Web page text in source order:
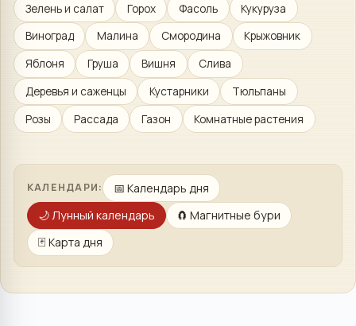
Зелень и салат
Горох Фасоль
Кукуруза
Виноград
Малина Смородина
Крыжовник
Яблоня
Груша Вишня
Слива
Деревья и саженцы
Кустарники
Тюльпаны
Розы
Рассада Газон Комнатные растения
КАЛЕНДАРИ: 📅 Календарь дня
🌙Лунный календарь 🧲 Магнитные бури
🃏 Карта дня